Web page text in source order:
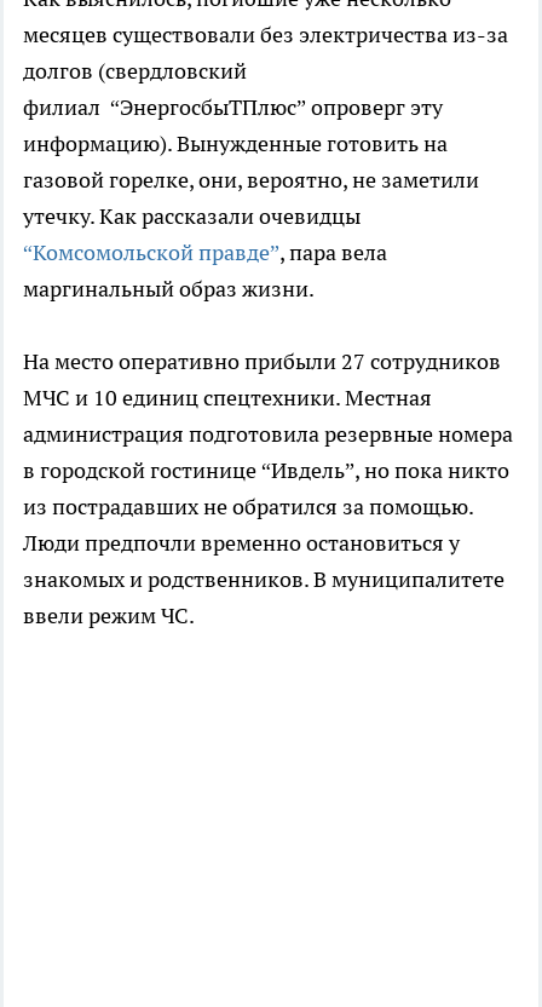
месяцев существовали без электричества из-за
долгов (свердловский
филиал “ЭнергосбыТПлюс” опроверг эту
информацию). Вынужденные готовить на
газовой горелке, они, вероятно, не заметили
утечку. Как рассказали очевидцы
“Комсомольской правде”, пара вела
маргинальный образ жизни.
На место оперативно прибыли 27 сотрудников
МЧС и 10 единиц спецтехники. Местная
администрация подготовила резервные номера
в городской гостинице “Ивдель”, но пока никто
из пострадавших не обратился за помощью.
Люди предпочли временно остановиться у
знакомых и родственников. В муниципалитете
ввели режим ЧС.